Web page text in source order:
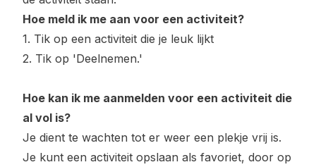
Hoe meld ik me aan voor een activiteit?
1. Tik op een activiteit die je leuk lijkt
2. Tik op 'Deelnemen.'
Hoe kan ik me aanmelden voor een activiteit die
al vol is?
Je dient te wachten tot er weer een plekje vrij is.
Je kunt een activiteit opslaan als favoriet, door op